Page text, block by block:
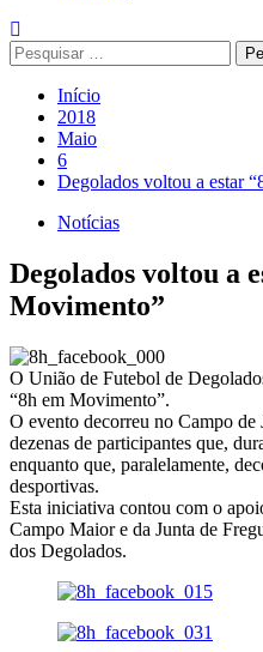
Pesquisar
por:
Início
2018
Maio
6
Degolados voltou a estar
Notícias
Degolados voltou a
Movimento”
O União de Futebol de
“8h em Movimento”.
O evento decorreu no Campo
dezenas de participantes que,
enquanto que, paralelamente,
desportivas.
Esta iniciativa contou com o
Campo Maior e da Junta de
dos Degolados.